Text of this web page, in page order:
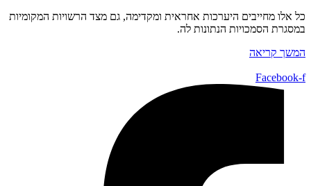
כל אלו מחייבים היערכות אחראית ומקדימה, גם מצד הרשויות המקומיות
במסגרת הסמכויות הנתונות לה.
המשך קריאה
Facebook-f